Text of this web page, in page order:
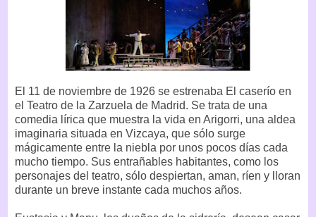
El 11 de noviembre de 1926 se estrenaba El caserío en
el Teatro de la Zarzuela de Madrid. Se trata de una
comedia lírica que muestra la vida en Arigorri, una aldea
imaginaria situada en Vizcaya, que sólo surge
mágicamente entre la niebla por unos pocos días cada
mucho tiempo. Sus entrañables habitantes, como los
personajes del teatro, sólo despiertan, aman, ríen y lloran
durante un breve instante cada muchos años.